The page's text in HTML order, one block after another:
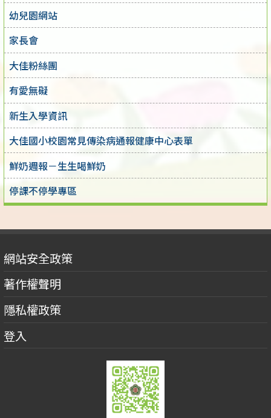
幼兒園網站
家長會
大佳粉絲團
有愛無礙
新生入學資訊
大佳國小校園常見傳染病通報健康中心表單
鮮奶週報－生生喝鮮奶
停課不停學專區
網站安全政策
著作權聲明
隱私權政策
登入